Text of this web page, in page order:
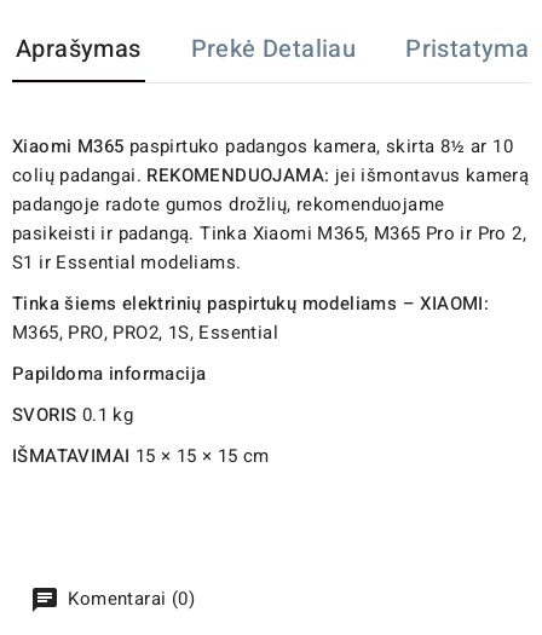
Aprašymas Prekė Detaliau Pristatymas
Xiaomi M365 paspirtuko padangos kamera, skirta 8½ ar 10
colių padangai. REKOMENDUOJAMA: jei išmontavus kamerą
padangoje radote gumos drožlių, rekomenduojame
pasikeisti ir padangą. Tinka Xiaomi M365, M365 Pro ir Pro 2,
S1 ir Essential modeliams.
Tinka šiems elektrinių paspirtukų modeliams – XIAOMI:
M365, PRO, PRO2, 1S, Essential
Papildoma informacija
SVORIS 0.1 kg
IŠMATAVIMAI 15 × 15 × 15 cm
Komentarai (0)